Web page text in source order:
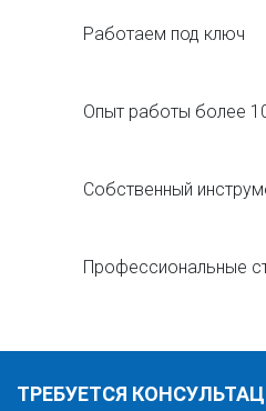
Работаем под ключ
Опыт работы более
Собственный
Профессиональные
ТРЕБУЕТСЯ